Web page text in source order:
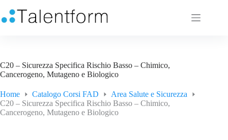
C20 – Sicurezza Specifica Rischio Basso – Chimico,
Cancerogeno, Mutageno e Biologico
Home Catalogo Corsi FAD
Area Salute e Sicurezza
C20 – Sicurezza Specifica Rischio Basso – Chimico,
Cancerogeno, Mutageno e Biologico